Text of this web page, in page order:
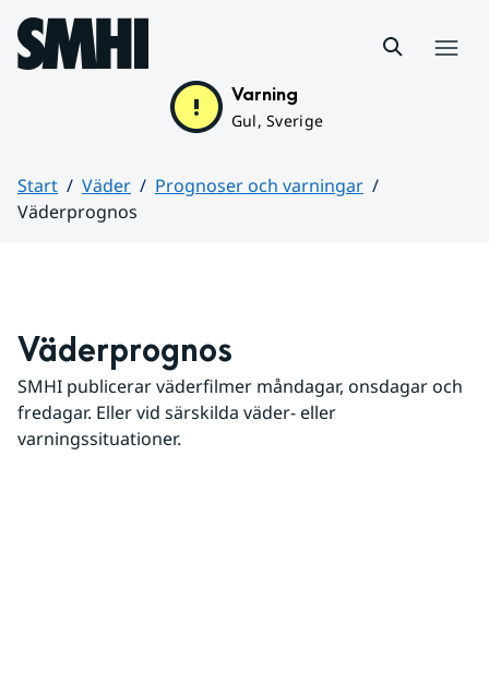
Hoppa till sidans innehåll
Varning
Gul, Sverige
Start Väder
Prognoser och varningar
Väderprognos
Väderprognos
SMHI publicerar väderfilmer måndagar, onsdagar och
fredagar. Eller vid särskilda väder- eller
varningssituationer.